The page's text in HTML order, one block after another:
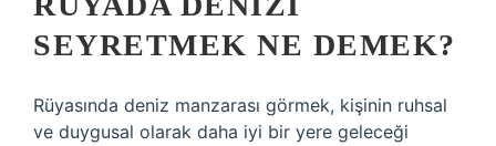
SEYRETMEK NE DEMEK?
Rüyasında deniz manzarası görmek, kişinin ruhsal
ve duygusal olarak daha iyi bir yere geleceği